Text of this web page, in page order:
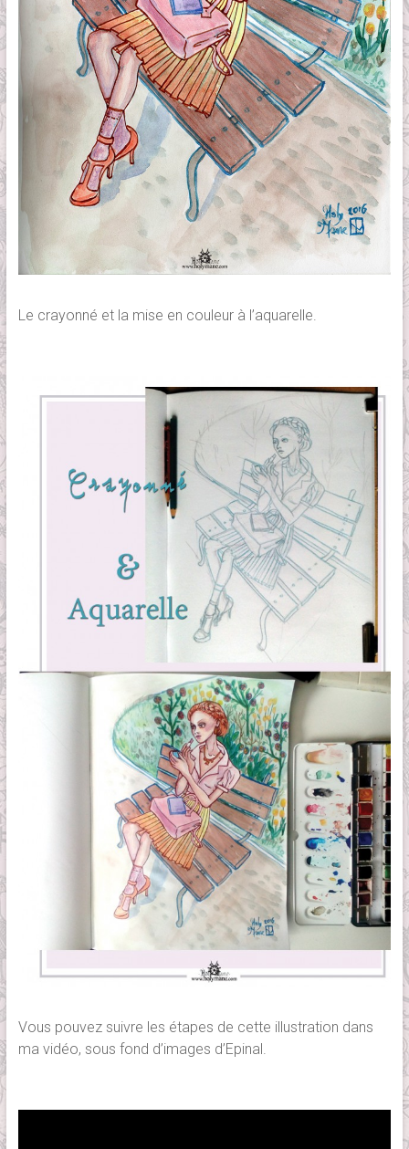
Le crayonné et la mise en couleur à l’aquarelle.
Vous pouvez suivre les étapes de cette illustration dans
ma vidéo, sous fond d’images d’Epinal.